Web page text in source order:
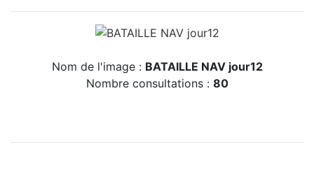
Nom de l'image : BATAILLE NAV jour12
Nombre consultations : 80